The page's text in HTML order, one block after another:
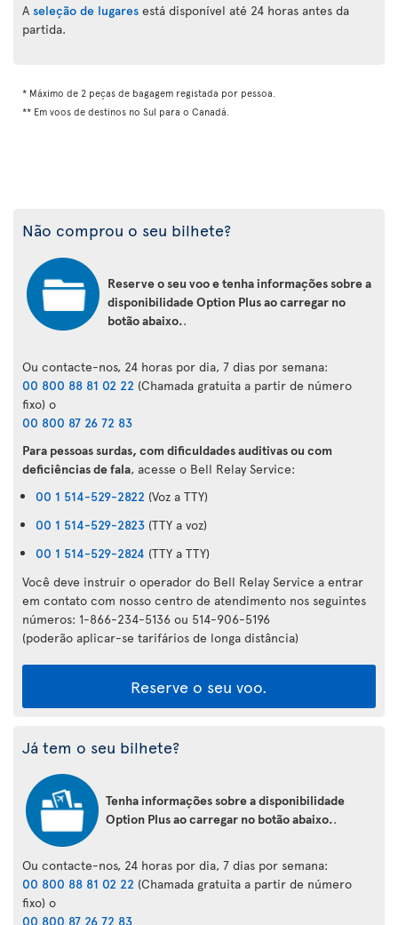
A seleção de lugares está disponível até 24 horas antes da
partida.
* Máximo de 2 peças de bagagem registada por pessoa.
** Em voos de destinos no Sul para o Canadá.
Não comprou o seu bilhete?
Reserve o seu voo e tenha informações sobre a
disponibilidade Option Plus ao carregar no
botão abaixo..
Ou contacte-nos, 24 horas por dia, 7 dias por semana:
00 800 88 81 02 22 (Chamada gratuita a partir de número
fixo) o
00 800 87 26 72 83
Para pessoas surdas, com dificuldades auditivas ou com
deficiências de fala, acesse o Bell Relay Service:
00 1 514-529-2822 (Voz a TTY)
00 1 514-529-2823 (TTY a voz)
00 1 514-529-2824 (TTY a TTY)
Você deve instruir o operador do Bell Relay Service a entrar
em contato com nosso centro de atendimento nos seguintes
números: 1-866-234-5136 ou 514-906-5196
(poderão aplicar-se tarifários de longa distância)
Reserve o seu voo.
Já tem o seu bilhete?
Tenha informações sobre a disponibilidade
Option Plus ao carregar no botão abaixo..
Ou contacte-nos, 24 horas por dia, 7 dias por semana:
00 800 88 81 02 22 (Chamada gratuita a partir de número
fixo) o
00 800 87 26 72 83